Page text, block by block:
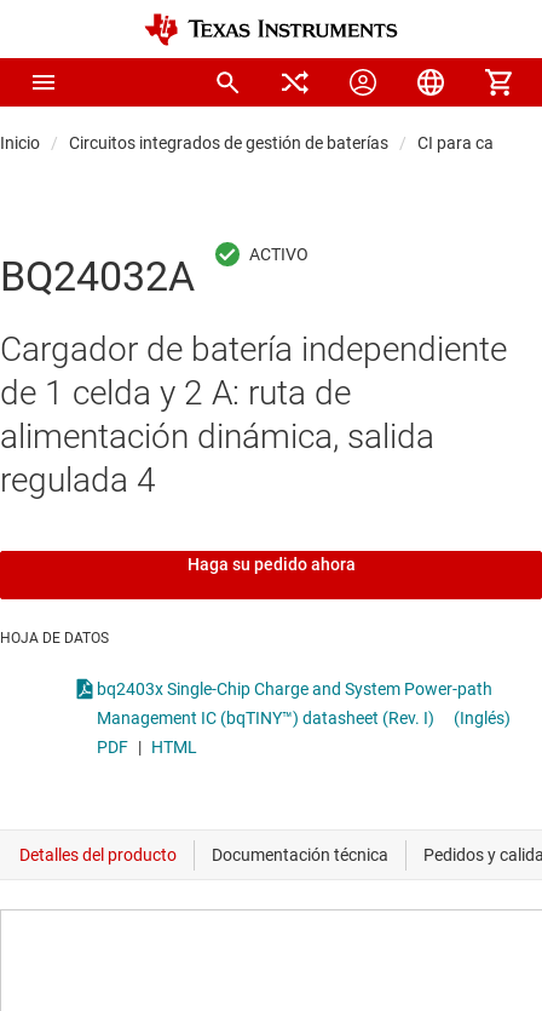
Inicio Circuitos integrados de gestión de baterías CI para
BQ24032A
Cargador de batería independiente
de 1 celda y 2 A: ruta de
alimentación dinámica, salida
regulada 4
Haga su pedido ahora
HOJA DE DATOS
bq2403x Single-Chip Charge and System Power-path
Management IC (bqTINY™) datasheet (Rev. I)
(Inglés)
PDF | HTML